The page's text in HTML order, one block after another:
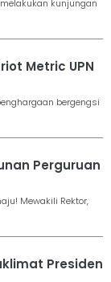
melakukan kunjungan
Metric UPN
bergengsi
Perguruan
Mewakili Rektor,
Presiden